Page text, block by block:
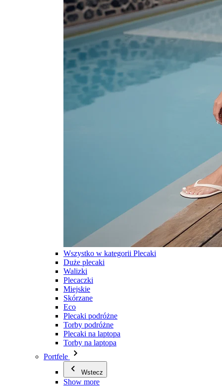
Wszystko w kategorii Plecaki
Duże plecaki
Walizki
Plecaczki
Miejskie
Skórzane
Eco
Plecaki podróżne
Torby podróżne
Plecaki na laptopa
Torby na laptopa
Portfele
Wstecz
Show more